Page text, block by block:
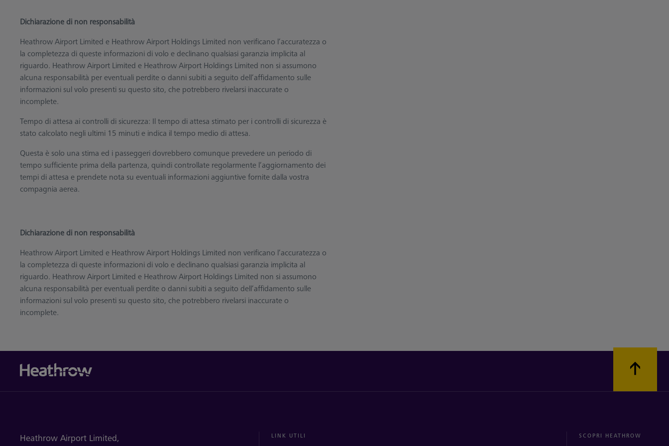
Dichiarazione di non responsabilità
Heathrow Airport Limited e Heathrow Airport Holdings Limited non verificano l’accuratezza o
la completezza di queste informazioni di volo e declinano qualsiasi garanzia implicita al
riguardo. Heathrow Airport Limited e Heathrow Airport Holdings Limited non si assumono
alcuna responsabilità per eventuali perdite o danni subiti a seguito dell’affidamento sulle
informazioni sul volo presenti su questo sito, che potrebbero rivelarsi inaccurate o
incomplete.
Tempo di attesa ai controlli di sicurezza: Il tempo di attesa stimato per i controlli di sicurezza è
stato calcolato negli ultimi 15 minuti e indica il tempo medio di attesa.
Questa è solo una stima ed i passeggeri dovrebbero comunque prevedere un periodo di
tempo sufficiente prima della partenza, quindi controllate regolarmente l’aggiornamento dei
tempi di attesa e prendete nota su eventuali informazioni aggiuntive fornite dalla vostra
compagnia aerea.
Dichiarazione di non responsabilità
Heathrow Airport Limited e Heathrow Airport Holdings Limited non verificano l’accuratezza o
la completezza di queste informazioni di volo e declinano qualsiasi garanzia implicita al
riguardo. Heathrow Airport Limited e Heathrow Airport Holdings Limited non si assumono
alcuna responsabilità per eventuali perdite o danni subiti a seguito dell’affidamento sulle
informazioni sul volo presenti su questo sito, che potrebbero rivelarsi inaccurate o
incomplete.
Heathrow Airport Limited, LINK UTILI SCOPRI HEATHROW